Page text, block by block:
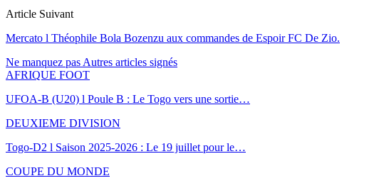
Article Suivant
Mercato l Théophile Bola Bozenzu aux commandes de Espoir FC De Zio.
Ne manquez pas Autres articles signés
AFRIQUE FOOT
UFOA-B (U20) l Poule B : Le Togo vers une sortie…
DEUXIEME DIVISION
Togo-D2 l Saison 2025-2026 : Le 19 juillet pour le…
COUPE DU MONDE